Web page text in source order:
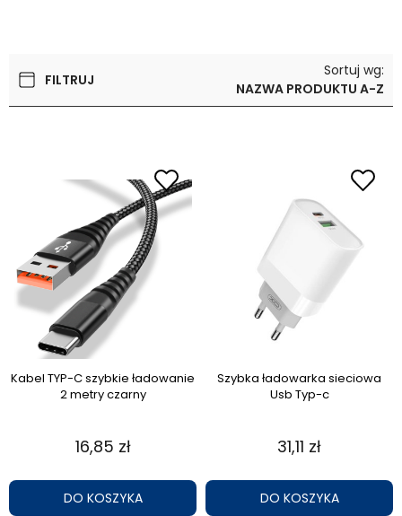
FILTRUJ
Sortuj wg:
NAZWA PRODUKTU A-Z
Kabel TYP-C szybkie ładowanie
2 metry czarny
16,85 zł
DO KOSZYKA
Szybka ładowarka sieciowa
Usb Typ-c
31,11 zł
DO KOSZYKA